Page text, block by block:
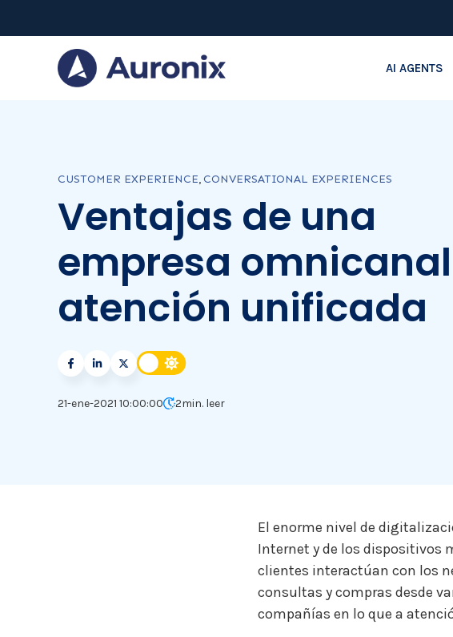
AI AGENTS
CUSTOMER EXPERIENCE,CONVERSATIONAL EXPERIENCES
Ventajas de una
empresa
atención unificada
21-ene-2021 10:00:00 2min. leer
El enorme nivel de
Internet y de los dispositivos
clientes interactúan con los
consultas y compras desde
compañías en lo que a